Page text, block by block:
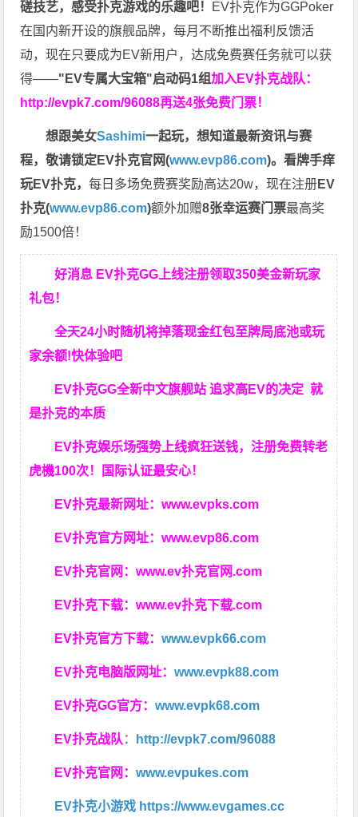
磋技艺，感受扑克游戏的乐趣吧！ EV扑克作为GGPoker
在国内新开设的旗舰品牌，每月不断推出福利反馈活
动，现在只要成为EV新用户，达成免费赛任务就可以获
得——"EV专属大宝箱"启动码1组加入EV扑克战队：
http://evpk7.com/96088再送4张免费门票！
想跟美女Sashimi一起玩，想知道最新资讯与赛
程，敬请锁定EV扑克官网(www.evp86.com)。看牌手痒
玩EV扑克，每日多场免费赛奖励高达20w，现在注册EV
扑克(www.evp86.com)额外加赠8张幸运赛门票最高奖
励1500倍！
好消息 EV扑克GG上线注册领取350美金新玩家
礼包！
全天24小时随机将掉落现金红包至牌局底池或玩
家余额!快体验吧
EV扑克GG全新中文旗舰站 追求高EV的决定就
是扑克的本质
EV扑克娱乐场强势上线疯狂送钱，注册免费转老
虎機100次！国际认证最安心！
EV扑克最新网址：www.evpks.com
EV扑克官方网址：www.evp86.com
EV扑克官网：www.ev扑克官网.com
EV扑克下载：www.ev扑克下载.com
EV扑克官方下载：www.evpk66.com
EV扑克电脑版网址：www.evpk88.com
EV扑克GG官方：www.evpk68.com
EV扑克战队 ： http://evpk7.com/96088
EV扑克官网：www.evpukes.com
EV扑克小游戏 https://www.evgames.cc